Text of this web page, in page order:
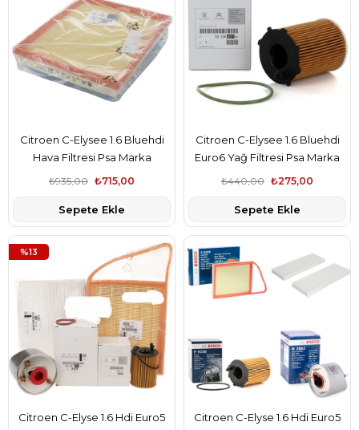
Citroen C-Elysee 1.6 Bluehdi
Hava Filtresi Psa Marka
9802348680
₺715,00
₺935,00
Sepete Ekle
Citroen C-Elysee 1.6 Bluehdi
Euro6 Yağ Filtresi Psa Marka
1610693780
₺275,00
₺440,00
Sepete Ekle
Citroen C-Elyse 1.6 Hdi Euro5
%13
Citroen C-Elyse 1.6 Hdi Euro5